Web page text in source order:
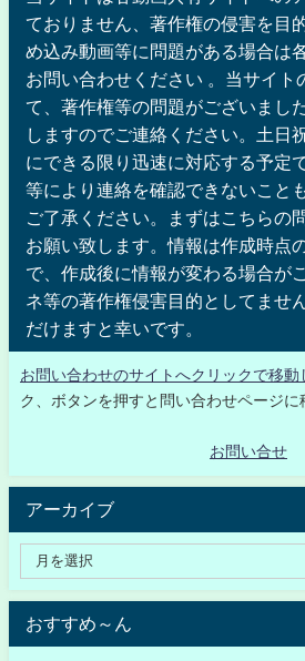
ておりません、著作権の侵害を目
め込み動画等に問題がある場合は
お問い合わせください 。当サイト
て、著作権等の問題がございまし
しますのでご連絡ください。土日
にできる限り迅速に対応する予定
等により連絡を確認できないこと
ご了承ください。まずはこちらの
お願い致します。情報は作成時点
で、作成後に情報が変わる場合が
ネ等の著作権侵害目的としてませ
だけますと幸いです。
お問い合わせのサイトへクリックで移動
ク、ボタンを押すと問い合わせページに
お問い合せ
アーカイブ
おすすめ～ん